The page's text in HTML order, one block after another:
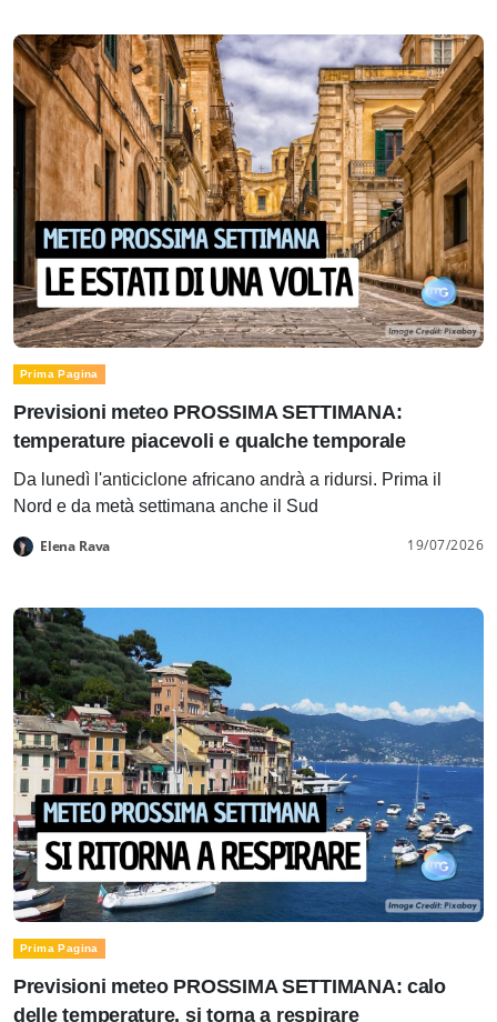
Prima Pagina
Previsioni meteo PROSSIMA SETTIMANA:
temperature piacevoli e qualche temporale
Da lunedì l'anticiclone africano andrà a ridursi. Prima il
Nord e da metà settimana anche il Sud
Elena Rava 19/07/2026
Prima Pagina
Previsioni meteo PROSSIMA SETTIMANA: calo
delle temperature, si torna a respirare